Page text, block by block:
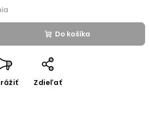
Do košíka
Zdieľať